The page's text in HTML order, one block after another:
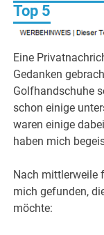
Top 5
Eine
Gedanken
Golfhandschuhe
schon einige
waren einige
haben mich
Nach mittlerweile
mich gefunden,
möchte: